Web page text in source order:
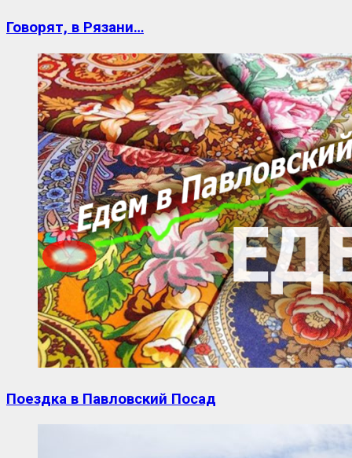
Говорят, в Рязани…
Поездка в Павловский Посад